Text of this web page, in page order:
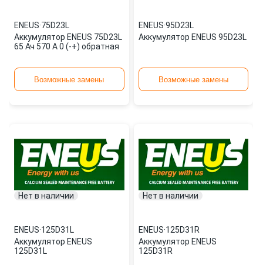
ENEUS·75D23L
Аккумулятор ENEUS 75D23L
65 Ач 570 А 0 (-+) обратная
Возможные замены
ENEUS·95D23L
Аккумулятор ENEUS 95D23L
Возможные замены
Нет в наличии
ENEUS·125D31L
Аккумулятор ENEUS
125D31L
Нет в наличии
ENEUS·125D31R
Аккумулятор ENEUS
125D31R